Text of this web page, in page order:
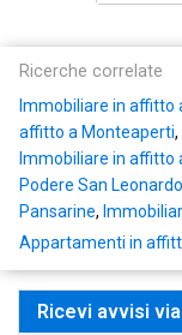
Ricerche correlate
Immobiliare in affitto
affitto a Monteaperti,
Immobiliare in affitto
Podere San Leonardo
Pansarine,
Appartamenti in
Ricevi avvisi via